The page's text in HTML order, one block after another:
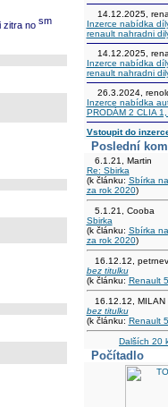
zitra no
14.12.2025,
Inzerce nabídka
renault nahradni
14.12.2025,
Inzerce nabídka
renault nahradni
26.3.2024,
Inzerce nabídka
PRODÁM 2 CLIA
Vstoupit do
Poslední
6.1.21, Martin
Re: Sbirka
(k článku: Sbírka
za rok 2020)
5.1.21, Cooba
Sbirka
(k článku: Sbírka
za rok 2020)
16.12.12,
bez titulku
(k článku: Renault
16.12.12, MILAN
bez titulku
(k článku: Renault
Dalších 20
Počítadlo